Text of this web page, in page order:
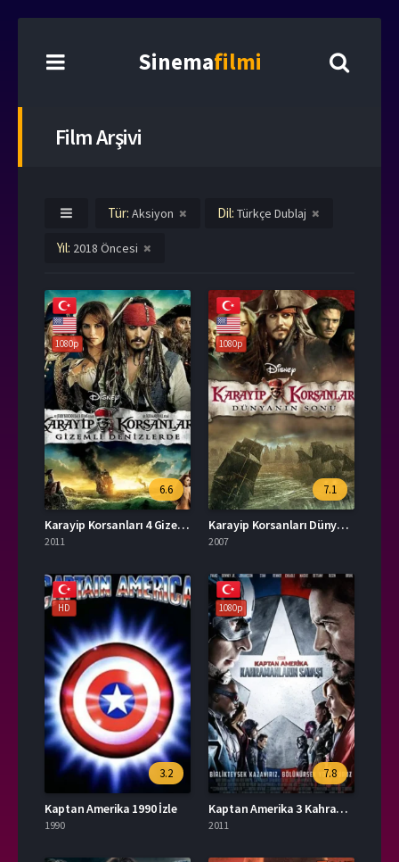
Sinemafilmi
Film Arşivi
Tür: Aksiyon Dil: Türkçe Dublaj
Yıl: 2018 Öncesi
1080p
6.6
Karayip Korsanları 4 Gizemli Denizlerde​ İzle
2011
1080p
7.1
Karayip Korsanları Dünyanın Sonu İzle
2007
HD
3.2
Kaptan Amerika 1990 İzle
1990
1080p
7.8
Kaptan Amerika 3 Kahramanların Savaşı Türkçe Dublaj İzle
2011